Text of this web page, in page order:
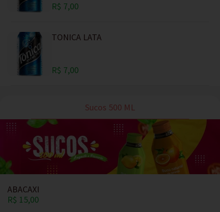
R$ 7,00
TONICA LATA
R$ 7,00
Sucos 500 ML
ABACAXI
R$ 15,00